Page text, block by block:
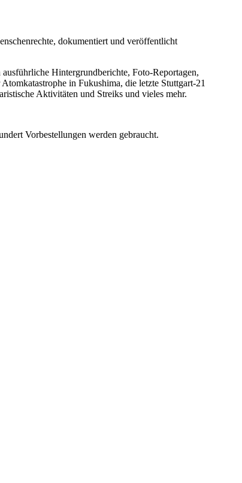
dokumentiert und veröffentlicht
Hintergrundberichte, Foto-Reportagen,
in Fukushima, die letzte Stuttgart-21
Aktivitäten und Streiks und vieles mehr.
Vorbestellungen werden gebraucht.